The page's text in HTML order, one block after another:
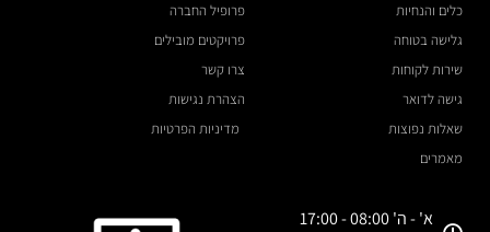
כלים והנחיות
גלישה בטוחה
שירות לקוחות
גישה לדואר
שאלות נפוצות
מאמרים
פרופיל החברה
פרויקטים מובילים
צרו קשר
הצהרת נגישות
מדיניות הפרטיות
א' - ה' 08:00 - 17:00